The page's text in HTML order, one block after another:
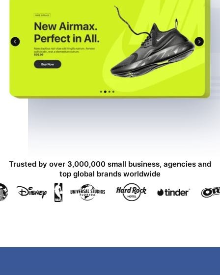
Trusted by over 3,000,000 small business, agencies and
top global brands worldwide